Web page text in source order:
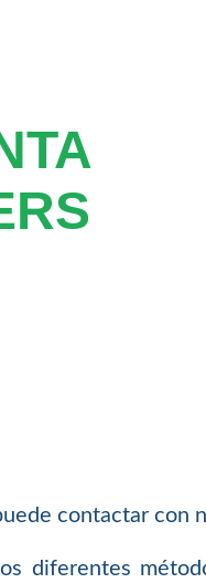
contactar
diferentes